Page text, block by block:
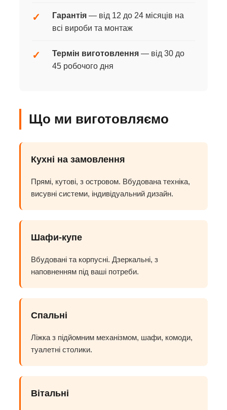
✓ Гарантія — від 12 до 24 місяців на
всі вироби та монтаж
✓ Термін виготовлення — від 30 до
45 робочого дня
Що ми виготовляємо
Кухні на замовлення
Прямі, кутові, з островом. Вбудована техніка,
висувні системи, індивідуальний дизайн.
Шафи-купе
Вбудовані та корпусні. Дзеркальні, з
наповненням під ваші потреби.
Спальні
Ліжка з підйомним механізмом, шафи, комоди,
туалетні столики.
Вітальні